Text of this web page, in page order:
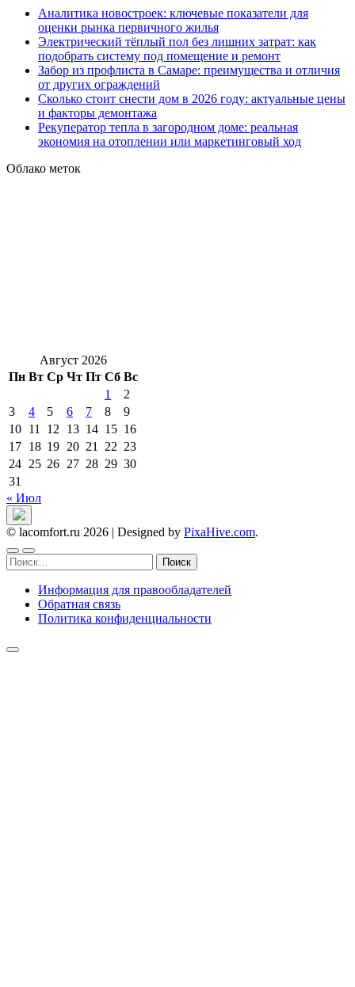
Аналитика новостроек: ключевые показатели для
оценки рынка первичного жилья
Электрический тёплый пол без лишних затрат: как
подобрать систему под помещение и ремонт
Забор из профлиста в Самаре: преимущества и отличия
от других ограждений
Сколько стоит снести дом в 2026 году: актуальные цены
и факторы демонтажа
Рекуператор тепла в загородном доме: реальная
экономия на отоплении или маркетинговый ход
Облако меток
Август 2026
Пн Вт Ср Чт Пт Сб Вс
1
2
3
4 5 6 7 8
9
10 11 12 13 14 15 16
17 18 19 20 21 22 23
24 25 26 27 28 29 30
31
« Июл
© lacomfort.ru 2026 | Designed by PixaHive.com.
Найти:
Информация для правообладателей
Обратная связь
Политика конфиденциальности